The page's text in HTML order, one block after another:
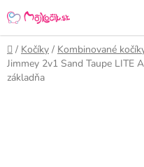
na
obsah
Domov
/ Kočíky / Kombinované
Jimmey 2v1 Sand Taupe LITE
základňa